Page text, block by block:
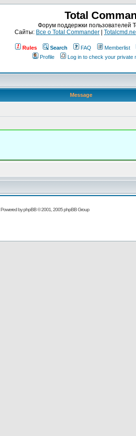
Total
Форум поддержки пользователей
Сайты: Все о Total Commander
Rules Search FAQ Memberlist
Profile
Log in to check your private
Message
Powered byphpBB© 2001, 2005 phpBB Group